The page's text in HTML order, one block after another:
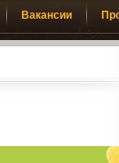
Вакансии